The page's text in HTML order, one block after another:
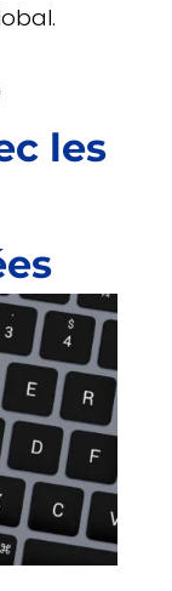
les